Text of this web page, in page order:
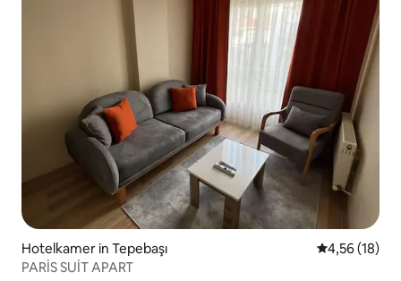
Hotelkamer in Tepebaşı Gemiddelde
4,56 (18)
PARİS SUİT APART